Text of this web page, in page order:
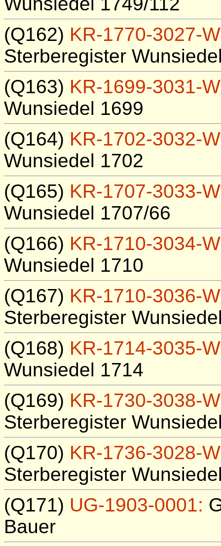
(Q162) KR-1770-3027-
Sterberegister
(Q163) KR-1699-3031-
Wunsiedel 1699
(Q164) KR-1702-3032-
Wunsiedel 1702
(Q165) KR-1707-3033-
Wunsiedel 1707/66
(Q166) KR-1710-3034-
Wunsiedel 1710
(Q167) KR-1710-3036-
Sterberegister
(Q168) KR-1714-3035-
Wunsiedel 1714
(Q169) KR-1730-3038-
Sterberegister
(Q170) KR-1736-3028-
Sterberegister
(Q171) UG-1903-0001:
Bauer